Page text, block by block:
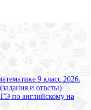
9 класс 2026.
и ответы)
по английскому на